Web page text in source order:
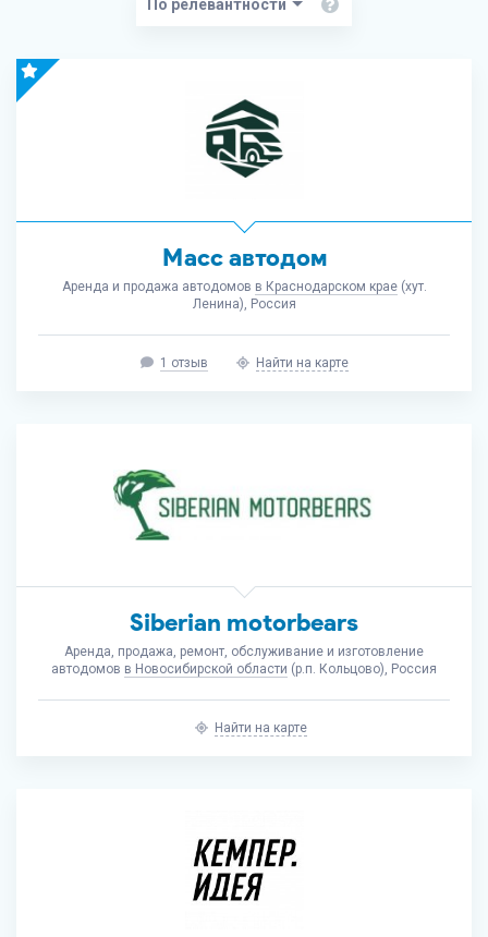
Масс автодом
Аренда и продажа автодомов в Краснодарском крае(хут.
Ленина), Россия
1 отзыв Найти на карте
Siberian motorbears
Аренда, продажа, ремонт, обслуживание и изготовление
автодомов в Новосибирской области (р.п. Кольцово), Россия
Найти на карте